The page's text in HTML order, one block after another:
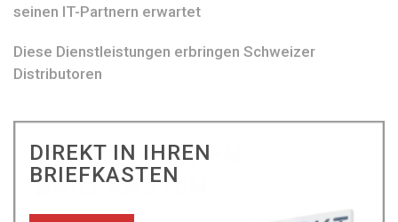
seinen IT-Partnern erwartet
Diese Dienstleistungen erbringen Schweizer
Distributoren
DIREKT IN IHREN
BRIEFKASTEN